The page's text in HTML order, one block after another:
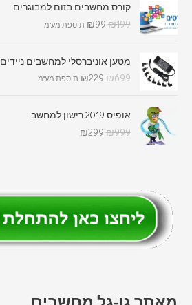
קורס מחשבים בזום למבוגרים
₪199
₪99 תוספת מע"מ
מטען אוניברסלי למחשבים ניידים
₪699
₪229 תוספת מע"מ
אופיס 2019 רישון למחשב
₪999
₪299